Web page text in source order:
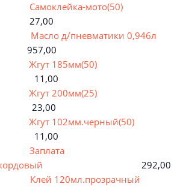
Самоклейка-мото(50)
Масло д/пневматики 0,946л
Жгут 185мм(50)
Жгут 200мм(25)
Жгут 102мм.черный(50)
Заплата
292,00
Клей 120мл.прозрачный